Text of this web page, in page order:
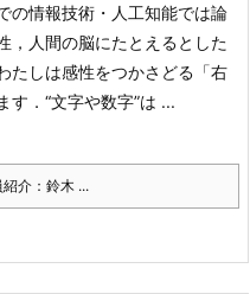
の情報技術・人工知能では論
，人間の脳にたとえるとした
たしは感性をつかさどる「右
す．“文字や数字”は ...
介：鈴木 ...